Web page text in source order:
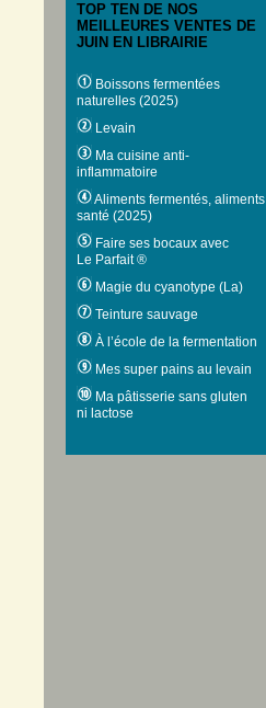
TOP TEN DE NOS
MEILLEURES VENTES DE
JUIN EN LIBRAIRIE
Boissons fermentées
naturelles (2025)
Levain
Ma cuisine anti-
inflammatoire
Aliments fermentés, aliments
santé (2025)
Faire ses bocaux avec
Le Parfait ®
Magie du cyanotype (La)
Teinture sauvage
À l’école de la fermentation
Mes super pains au levain
Ma pâtisserie sans gluten
ni lactose